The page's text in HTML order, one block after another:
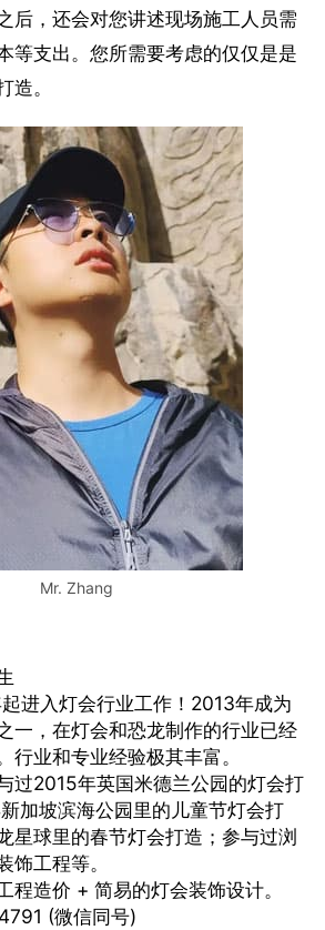
后，还会对您讲述现场施工人员需
等支出。您所需要考虑的仅仅是是
造。
Mr. Zhang
进入灯会行业工作！2013年成为
一，在灯会和恐龙制作的行业已经
行业和专业经验极其丰富。
过2015年英国米德兰公园的灯会打
加坡滨海公园里的儿童节灯会打
星球里的春节灯会打造；参与过浏
饰工程等。
程造价 + 简易的灯会装饰设计。
(微信同号)